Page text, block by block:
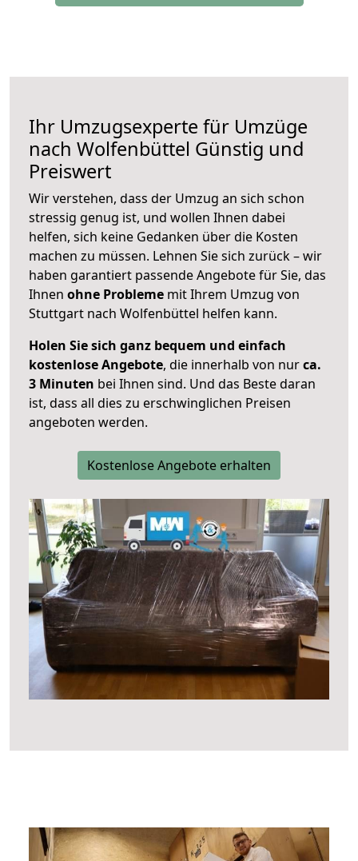
Ihr Umzugsexperte für Umzüge
nach Wolfenbüttel Günstig und
Preiswert
Wir verstehen, dass der Umzug an sich schon
stressig genug ist, und wollen Ihnen dabei
helfen, sich keine Gedanken über die Kosten
machen zu müssen. Lehnen Sie sich zurück – wir
haben garantiert passende Angebote für Sie, das
Ihnen ohne Probleme mit Ihrem Umzug von
Stuttgart nach Wolfenbüttel helfen kann.
Holen Sie sich ganz bequem und einfach
kostenlose Angebote, die innerhalb von nurca.
3 Minuten bei Ihnen sind. Und das Beste daran
ist, dass all dies zu erschwinglichen Preisen
angeboten werden.
Kostenlose Angebote erhalten